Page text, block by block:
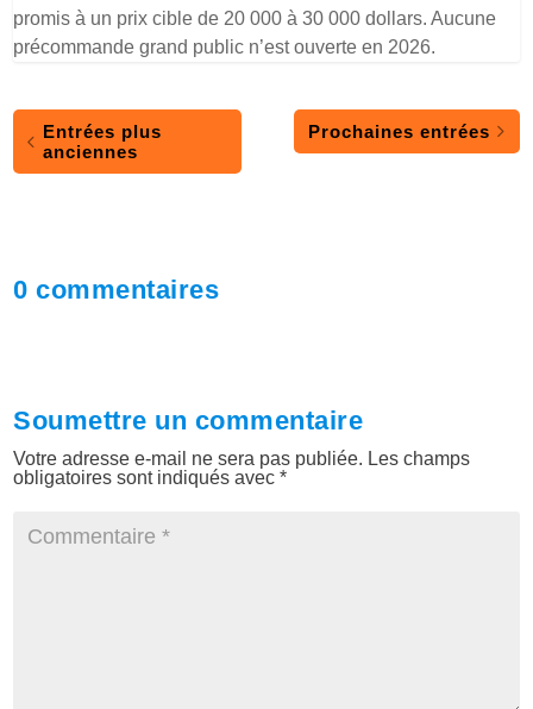
promis à un prix cible de 20 000 à 30 000 dollars. Aucune
précommande grand public n’est ouverte en 2026.
Entrées plus
anciennes
Prochaines entrées
0 commentaires
Soumettre un commentaire
Votre adresse e-mail ne sera pas publiée. Les champs
obligatoires sont indiqués avec*